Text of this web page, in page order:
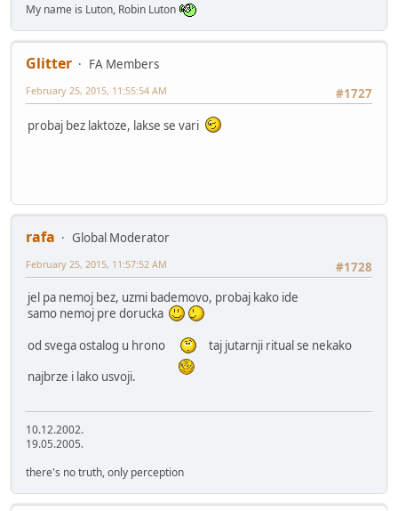
My name is Luton, Robin Luton
Glitter
FA Members
#1727
February 25, 2015, 11:55:54 AM
probaj bez laktoze, lakse se vari
rafa
Global Moderator
#1728
February 25, 2015, 11:57:52 AM
jel pa nemoj bez, uzmi bademovo, probaj kako ide
samo nemoj pre dorucka
od svega ostalog u hrono
taj jutarnji ritual se nekako
najbrze i lako usvoji.
10.12.2002.
19.05.2005.
there's no truth, only perception